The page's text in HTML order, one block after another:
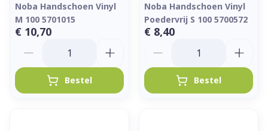
Noba Handschoen Vinyl
M 100 5701015
€ 10,70
Bestel
Noba Handschoen Vinyl
Poedervrij S 100 5700572
€ 8,40
Bestel